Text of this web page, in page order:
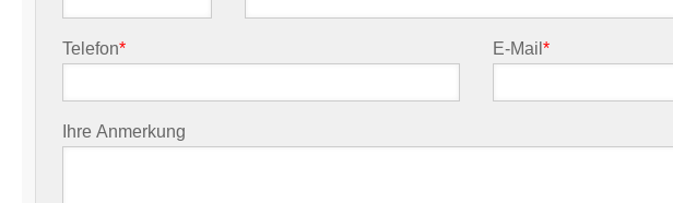
Telefon* E-Mail*
Ihre Anmerkung